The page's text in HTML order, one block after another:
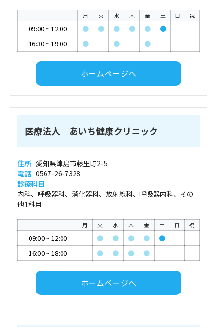
月 火 水 木 金 土 日 祝
09:00 ~12:00 ● ● ● ● ●
●
16:30 ~19:00 ● ● ●
ホームページへ
医療法人 あいち健康クリニック
住所 愛知県津島市藤里町2-5
電話 0567-26-7328
診療科目
内科、呼吸器科、消化器科、放射線科、呼吸器内科、その
他1科目
月 火 水 木 金 土 日 祝
09:00~ 12:00 ● ● ● ●
●
16:00~ 18:00 ● ● ● ●
ホームページへ